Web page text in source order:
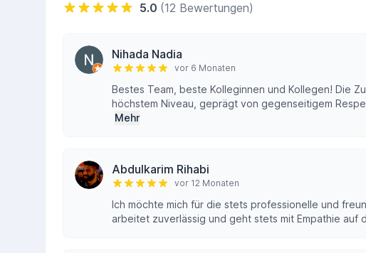
5.0 (12 Bewertungen)
Nihada Nadia
vor 6 Monaten
Bestes Team, beste Kolleginnen und Kollegen! Die
höchstem Niveau, geprägt von gegenseitigem
Mehr
Abdulkarim Rihabi
vor 12 Monaten
Ich möchte mich für die stets professionelle und
arbeitet zuverlässig und geht stets mit Empathie auf